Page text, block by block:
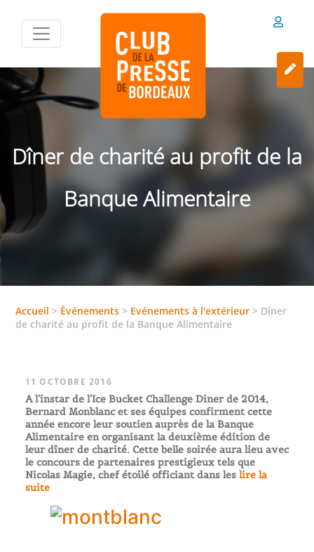
Dîner de charité au profit de la
Banque Alimentaire
Accueil > Événements > Evénements à l'extérieur > Dîner
de charité au profit de la Banque Alimentaire
11 OCTOBRE 2016
A l’instar de l’Ice Bucket Challenge Diner de 2014,
Bernard Monblanc et ses équipes confirment cette
année encore leur soutien auprès de la Banque
Alimentaire en organisant la deuxième édition de
leur dîner de charité. Cette belle soirée aura lieu avec
le concours de partenaires prestigieux tels que
Nicolas Magie, chef étoilé officiant dans leslire la
suite